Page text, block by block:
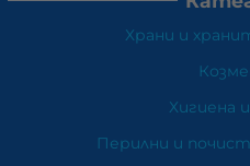
Храни и
Хигиена
Перилни и